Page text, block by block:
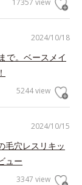
17357 view
2024/10/18
で。ベースメイ
5244 view
2024/10/15
毛穴レスリキッ
ュー
3347 view